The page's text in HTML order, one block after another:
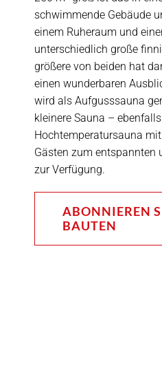
schwimmende Gebäude
einem Ruheraum und
unterschiedlich große
größere von beiden hat
einen wunderbaren
wird als Aufgusssauna
kleinere Sauna –
Hochtemperatursauna
Gästen zum entspannten
zur Verfügung.
ABONNIEREN
BAUTEN